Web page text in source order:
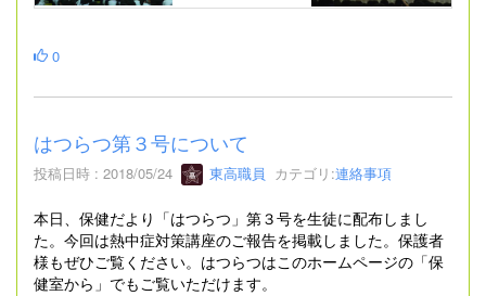
0
はつらつ第３号について
投稿日時 : 2018/05/24 東高職員 カテゴリ:連絡事項
本日、保健だより「はつらつ」第３号を生徒に配布しまし
た。今回は熱中症対策講座のご報告を掲載しました。保護者
様もぜひご覧ください。はつらつはこのホームページの「保
健室から」でもご覧いただけます。